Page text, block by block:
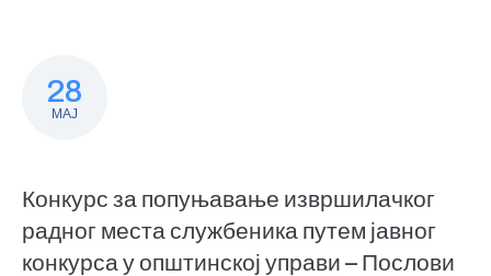
28
МАЈ
Конкурс за попуњавање извршилачког
радног места службеника путем јавног
конкурса у општинској управи – Послови